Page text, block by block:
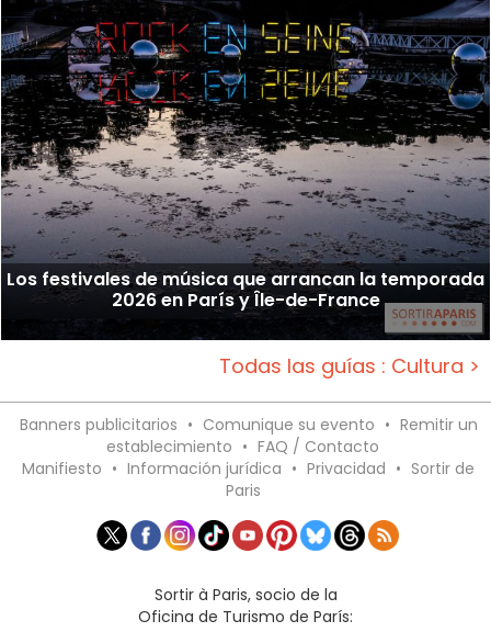
Los festivales de música que arrancan la temporada
2026 en París y Île-de-France
Todas las guías : Cultura >
Banners publicitarios • Comunique su evento • Remitir un
establecimiento • FAQ / Contacto
Manifiesto • Información jurídica • Privacidad • Sortir de
Paris
Sortir à Paris, socio de la
Oficina de Turismo de París: